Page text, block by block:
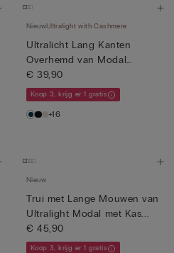
NieuwUltralight with Cashmere
Ultralicht Lang Kanten
Overhemd van Modal
Kasjmier
€ 39,90
Koop 3, krijg er 1 gratis
+16
Nieuw
Trui met Lange Mouwen van
Ultralight Modal met Kas...
€ 45,90
Koop 3, krijg er 1 gratis